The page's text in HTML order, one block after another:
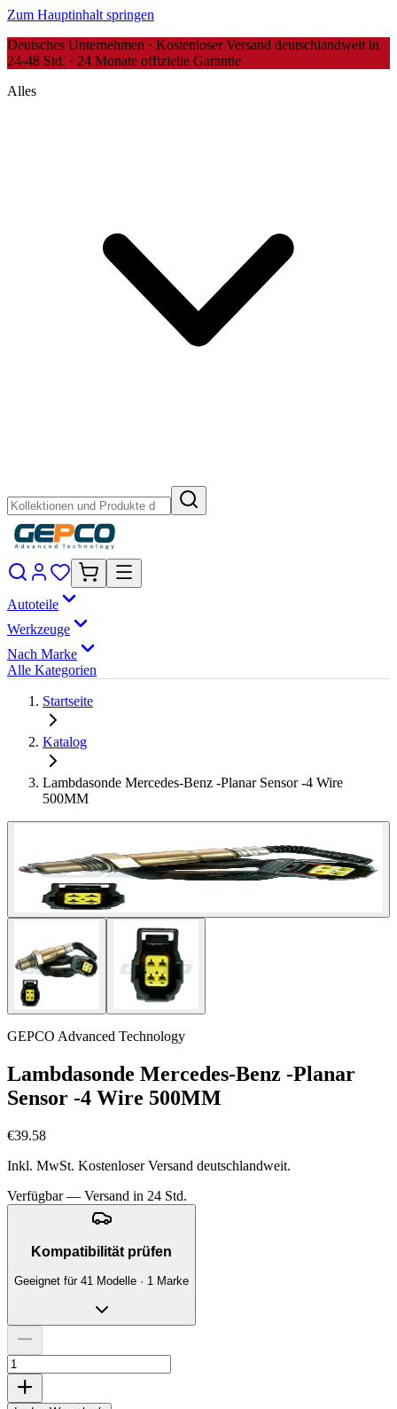
Zum Hauptinhalt springen
Deutsches Unternehmen · Kostenloser Versand deutschlandweit in
24-48 Std. · 24 Monate offizielle Garantie
Alles
Autoteile
Werkzeuge
Nach Marke
Alle Kategorien
Startseite
Katalog
Lambdasonde Mercedes-Benz -Planar Sensor -4 Wire
500MM
GEPCO Advanced Technology
Lambdasonde Mercedes-Benz -Planar
Sensor -4 Wire 500MM
€39.58
Inkl. MwSt. Kostenloser Versand deutschlandweit.
Verfügbar — Versand in 24 Std.
Kompatibilität prüfen
Geeignet für 41 Modelle · 1 Marke